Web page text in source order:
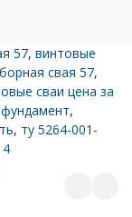
57, винтовые
свая 57,
сваи цена за
,
, ту 5264-001-